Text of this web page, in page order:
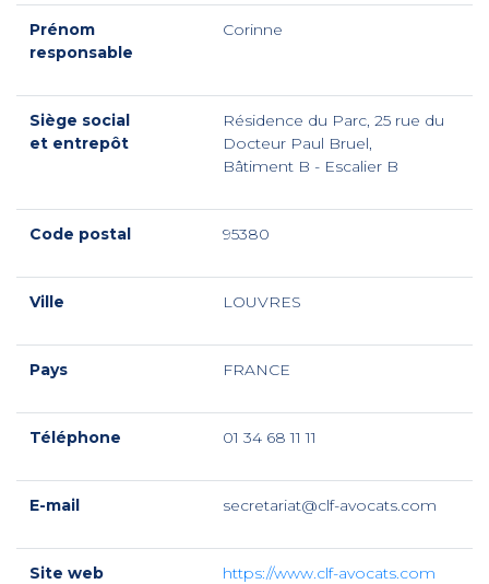
Prénom
responsable
Corinne
Siège social
et entrepôt
Résidence du Parc, 25 rue du
Docteur Paul Bruel,
Bâtiment B - Escalier B
Code postal 95380
Ville LOUVRES
Pays FRANCE
Téléphone 01 34 68 11 11
E-mail secretariat@clf-avocats.com
Site web https://www.clf-avocats.com